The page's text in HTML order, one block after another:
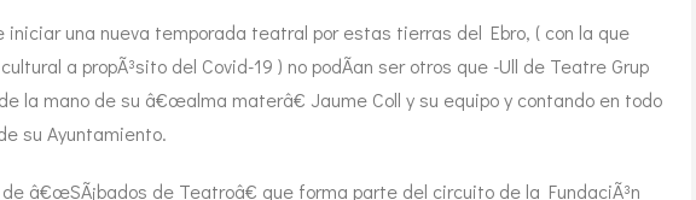
iniciar una nueva temporada teatral por estas tierras del Ebro, ( con la que
a propÃ³sito del Covid-19 ) no podÃ­an ser otros que -Ull de Teatre Grup
la mano de su â€œalma materâ€ Jaume Coll y su equipo y contando en todo
su Ayuntamiento.
â€œSÃ¡bados de Teatroâ€ que forma parte del circuito de la FundaciÃ³n